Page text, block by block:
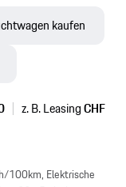
kaufen
| z. B. LeasingCHF
100km, Elektrische